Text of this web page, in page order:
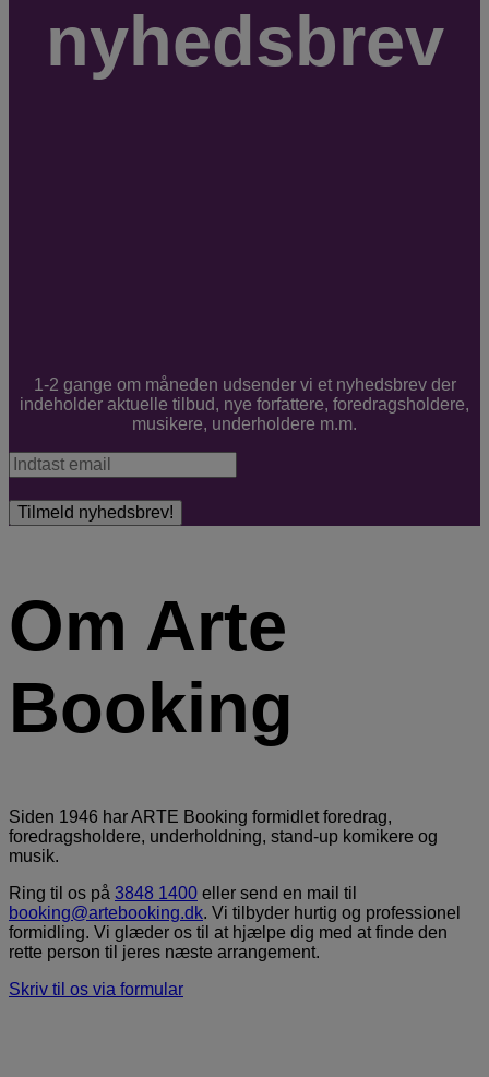
nyhedsbrev
1-2 gange om måneden udsender vi et nyhedsbrev der
indeholder aktuelle tilbud, nye forfattere, foredragsholdere,
musikere, underholdere m.m.
Om Arte
Booking
Siden 1946 har ARTE Booking formidlet foredrag,
foredragsholdere, underholdning, stand-up komikere og
musik.
Ring til os på 3848 1400 eller send en mail til
booking@artebooking.dk. Vi tilbyder hurtig og professionel
formidling. Vi glæder os til at hjælpe dig med at finde den
rette person til jeres næste arrangement.
Skriv til os via formular